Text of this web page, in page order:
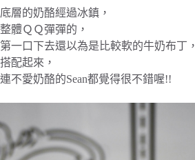
底層的奶酪經過冰鎮，
整體ＱＱ彈彈的，
第一口下去還以為是比較軟的牛奶布丁，
搭配起來，
連不愛奶酪的Sean都覺得很不錯喔!!